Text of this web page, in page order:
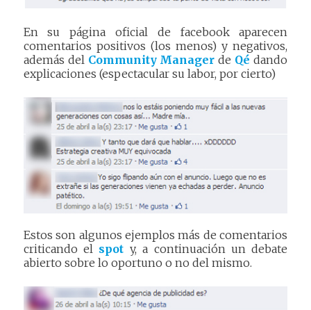
En su página oficial de facebook aparecen
comentarios positivos (los menos) y negativos,
además del Community Managerde Qé dando
explicaciones (espectacular su labor, por cierto)
Estos son algunos ejemplos más de comentarios
criticando el spot y, a continuación un debate
abierto sobre lo oportuno o no del mismo.